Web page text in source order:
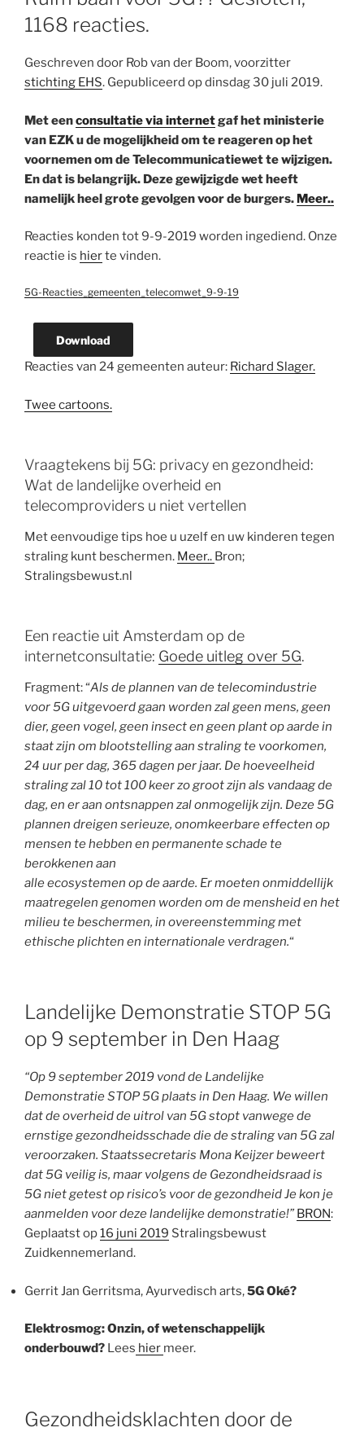
1168 reacties.
Geschreven door Rob van der Boom, voorzitter
stichting EHS. Gepubliceerd op dinsdag 30 juli 2019.
Met eenconsultatie via internetgaf het ministerie
van EZK u de mogelijkheid om te reageren op het
voornemen om de Telecommunicatiewet te wijzigen.
En dat is belangrijk. Deze gewijzigde wet heeft
namelijk heel grote gevolgen voor de burgers. Meer..
Reacties konden tot 9-9-2019 worden ingediend. Onze
reactie is hierte vinden.
5G-Reacties_gemeenten_telecomwet_9-9-19
Download
Reacties van 24 gemeenten auteur: Richard Slager.
Twee cartoons.
Vraagtekens bij 5G: privacy en gezondheid:
Wat de landelijke overheid en
telecomproviders u niet vertellen
Met eenvoudige tips hoe u uzelf en uw kinderen tegen
straling kunt beschermen. Meer.. Bron;
Stralingsbewust.nl
Een reactie uit Amsterdam op de
internetconsultatie: Goede uitleg over 5G.
Fragment: “Als de plannen van de telecomindustrie
voor 5G uitgevoerd gaan worden zal geen mens, geen
dier, geen vogel, geen insect en geen plant op aarde in
staat zijn om blootstelling aan straling te voorkomen,
24 uur per dag, 365 dagen per jaar. De hoeveelheid
straling zal 10 tot 100 keer zo groot zijn als vandaag de
dag, en er aan ontsnappen zal onmogelijk zijn. Deze 5G
plannen dreigen serieuze, onomkeerbare effecten op
mensen te hebben en permanente schade te
berokkenen aan
alle ecosystemen op de aarde. Er moeten onmiddellijk
maatregelen genomen worden om de mensheid en het
milieu te beschermen, in overeenstemming met
ethische plichten en internationale verdragen.“
Landelijke Demonstratie STOP 5G
op 9 september in Den Haag
“Op 9 september 2019 vond de Landelijke
Demonstratie STOP 5G plaats in Den Haag. We willen
dat de overheid de uitrol van 5G stopt vanwege de
ernstige gezondheidsschade die de straling van 5G zal
veroorzaken. Staatssecretaris Mona Keijzer beweert
dat 5G veilig is, maar volgens de Gezondheidsraad is
5G niet getest op risico’s voor de gezondheid Je kon je
aanmelden voor deze landelijke demonstratie!” BRON:
Geplaatst op16 juni 2019 Stralingsbewust
Zuidkennemerland.
Gerrit Jan Gerritsma, Ayurvedisch arts,5G Oké?
Elektrosmog: Onzin, of wetenschappelijk
onderbouwd? Lees hier meer.
Gezondheidsklachten door de